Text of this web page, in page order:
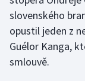
Lezení
Lyže a
slovenského
opustil jeden z
Guélor Kanga,
smlouvě.